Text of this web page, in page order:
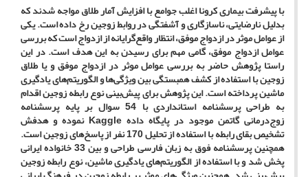
با پیشرفت بیماری کرونا اغلب جوامع با افزایش آمار طلاق مواجه شدند که
بدلیل نارضایتی، ناسازگاری و آشفتگی در روابط زوجین رخ داده است. یکی
از عوامل موثر در ازدواج موفق، انتظار واقع‌گرایانه از ازدواج است که بررسی
عوامل ازدواج موفق، گامی مهم برای رسیدن به این هدف است. در این
راستا پژوهش حاضر به بررسی عوامل موثر در ازدواج موفق و یا طلاق
زوجین با استفاده از کشف همبستگی بین ویژگی‌ها و الگوریتم‌های یادگیری
ماشین پرداخته است. این پژوهش برای پیش‌بینی نوع رابطه زوجین اقدام
به طراحی پرسشنامه استانداردی با 54 سوال بر پایه پرسشنامه
زوج‌درمانی گاتمن موجود در پایگاه داده Kaggle نموده و هدفش
تشخیص بقای رابطه با استفاده از تحلیل 170 نفر از پاسخ‌های زوجین است.
همچنین پرسشنامه فوق به زبان فارسی طراحی و بین 33 خانواده ایرانی
پخش شد و با استفاده از الگوریتم‌های یادگیری ماشین، نوع رابطه زوجین